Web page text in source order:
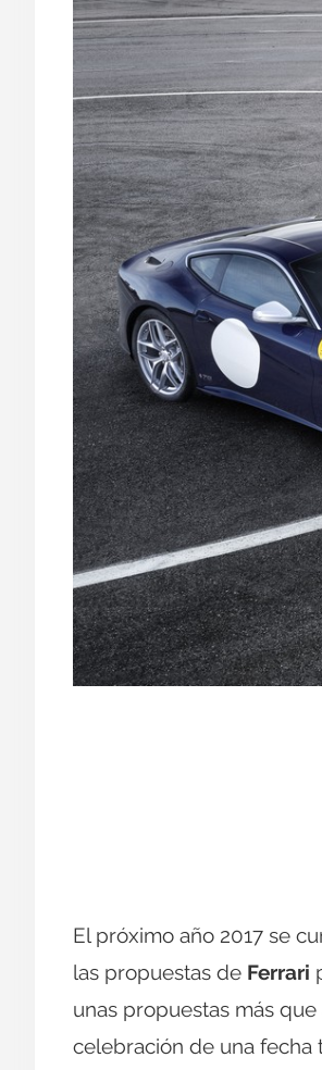
El próximo año 2017 se
las propuestas de Ferrari
unas propuestas más
celebración de una fecha